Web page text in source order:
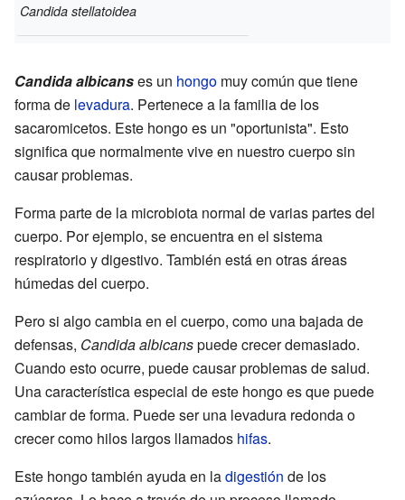
Candida stellatoidea
Candida albicanses un hongo muy común que tiene
forma de levadura. Pertenece a la familia de los
sacaromicetos. Este hongo es un "oportunista". Esto
significa que normalmente vive en nuestro cuerpo sin
causar problemas.
Forma parte de la microbiota normal de varias partes del
cuerpo. Por ejemplo, se encuentra en el sistema
respiratorio y digestivo. También está en otras áreas
húmedas del cuerpo.
Pero si algo cambia en el cuerpo, como una bajada de
defensas, Candida albicanspuede crecer demasiado.
Cuando esto ocurre, puede causar problemas de salud.
Una característica especial de este hongo es que puede
cambiar de forma. Puede ser una levadura redonda o
crecer como hilos largos llamados hifas.
Este hongo también ayuda en ladigestión de los